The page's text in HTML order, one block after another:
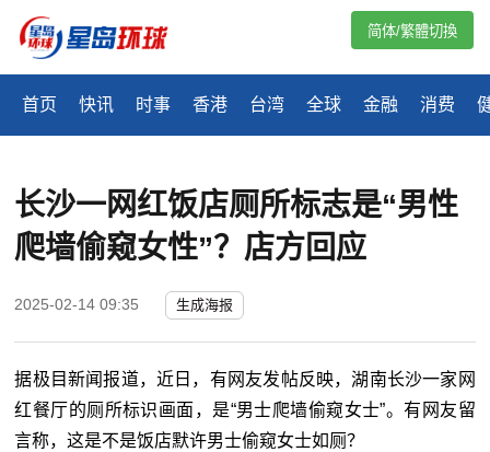
首页 快讯 时事 香港 台湾 全球 金融 消费
简体/繁體切換
长沙一网红饭店厕所标志是“男性
爬墙偷窥女性”？店方回应
2025-02-14 09:35 生成海报
据极目新闻报道，近日，有网友发帖反映，湖南长沙一家网
红餐厅的厕所标识画面，是“男士爬墙偷窥女士”。有网友留
言称，这是不是饭店默许男士偷窥女士如厕？